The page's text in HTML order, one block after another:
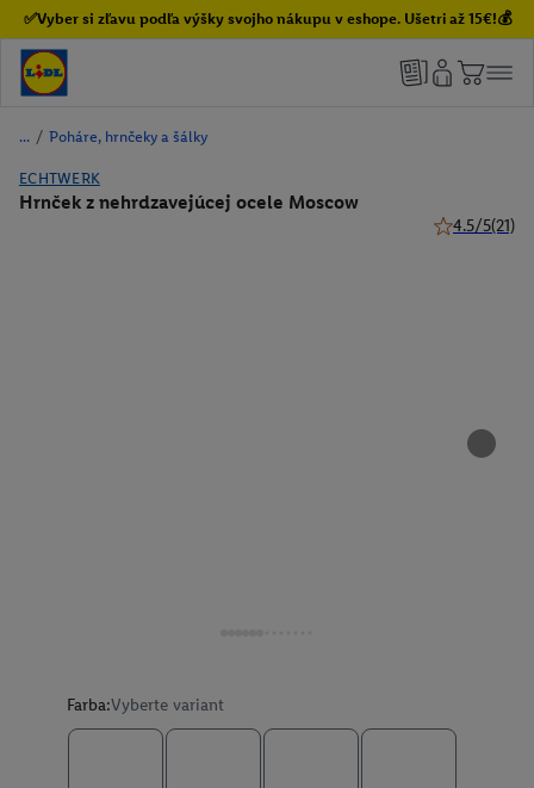
✅Vyber si zľavu podľa výšky svojho nákupu v eshope. Ušetri až 15€!💰
/ Poháre, hrnčeky a šálky
ECHTWERK
Hrnček z nehrdzavejúcej ocele Moscow
4.5/5(21)
Farba:Vyberte variant